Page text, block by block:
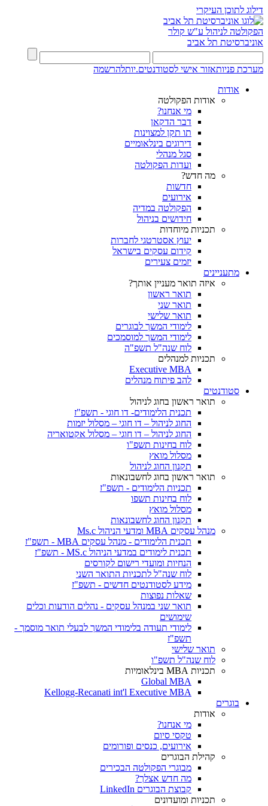
דילוג לתוכן העיקרי
הפקולטה לניהול ע"ש קולר
אוניברסיטת תל אביב
מערכת פניותאזור אישי לסטודנטים.יותלהרשמה
אודות
אודות הפקולטה
מי אנחנו?
דבר הדקאן
תו תקן למצוינות
דירוגים בינלאומיים
סגל מנהלי
ועדות הפקולטה
מה חדש?
חדשות
אירועים
הפקולטה במדיה
חידושים בניהול
תכניות מיוחדות
יעוץ אסטרטגי לחברות
קידום עסקים בישראל
יזמים צעירים
מתעניינים
איזה תואר מעניין אותך?
תואר ראשון
תואר שני
תואר שלישי
לימודי המשך לבוגרים
לימודי המשך למוסמכים
לוח שנה"ל תשפ"ה
תכניות למנהלים
Executive MBA
להב פיתוח מנהלים
סטודנטים
תואר ראשון בחוג לניהול
תכנית הלימודים- דו חוגי - תשפ"ז
החוג לניהול – דו חוגי – מסלול יזמות
החוג לניהול – דו חוגי – מסלול אקטואריה
לוח בחינות תשפ"ו
מסלול מואץ
תקנון החוג לניהול
תואר ראשון בחוג לחשבונאות
תכניות הלימודים - תשפ"ז
לוח בחינות תשפו
מסלול מואץ
תקנון החוג לחשבונאות
מנהל עסקים MBA ומדעי הניהול Ms.c
תכנית הלימודים - מנהל עסקים MBA - תשפ"ז
תכנית לימודים במדעי הניהול MS.c - תשפ"ז
הנחיות ומועדי רישום לקורסים
לוח שנה"ל לתכניות התואר השני
מידע לסטודנטים חדשים - תשפ"ז
שאלות נפוצות
תואר שני במנהל עסקים - נהלים הודעות וכלים
שימושים
לימודי תעודה בלימודי המשך לבעלי תואר מוסמך -
תשפ"ז
תואר שלישי
לוח שנה"ל תשפ"ו
תכניות MBA בינלאומיות
Global MBA
Kellogg-Recanati int'l Executive MBA
בוגרים
אודות
מי אנחנו?
טקסי סיום
אירועים, כנסים ופורומים
קהילת הבוגרים
מבוגרי הפקולטה הבכירים
מה חדש אצלך?
קבוצת הבוגרים LinkedIn
תכניות ומועדונים